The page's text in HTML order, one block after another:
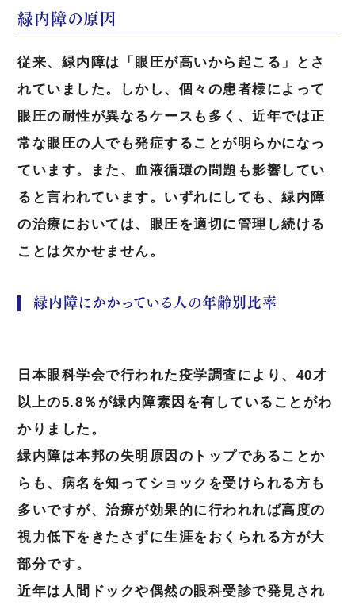
緑内障の原因
従来、緑内障は「眼圧が高いから起こる」とさ
れていました。しかし、個々の患者様によって
眼圧の耐性が異なるケースも多く、近年では正
常な眼圧の人でも発症することが明らかになっ
ています。また、血液循環の問題も影響してい
ると言われています。いずれにしても、緑内障
の治療においては、眼圧を適切に管理し続ける
ことは欠かせません。
緑内障にかかっている人の年齢別比率
日本眼科学会で行われた疫学調査により、40才
以上の5.8％が緑内障素因を有していることがわ
かりました。
緑内障は本邦の失明原因のトップであることか
らも、病名を知ってショックを受けられる方も
多いですが、治療が効果的に行われれば高度の
視力低下をきたさずに生涯をおくられる方が大
部分です。
近年は人間ドックや偶然の眼科受診で発見され